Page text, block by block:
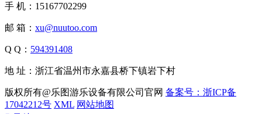
手 机：15167702299
邮 箱： xu@nuutoo.com
Q Q： 594391408
地 址：浙江省温州市永嘉县桥下镇岩下村
版权所有@乐图游乐设备有限公司官网 备案号：浙ICP备
17042212号 XML 网站地图